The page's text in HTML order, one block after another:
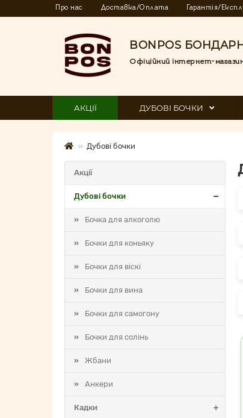
Про нас Доставка/Оплата Гарантія/
BONPOS
Офіційний інтернет-
АКЦІЇ ДУБОВІ БОЧКИ
Дубові бочки
Акції
Дубові бочки
Бочка для алкоголю
Бочки для коньяку
Бочки для віскі
Бочки для вина
Бочки для самогону
Бочки для солінь
Жбани
Анкери
Кадки